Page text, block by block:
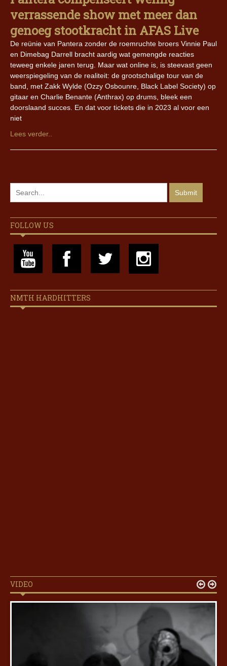
verrassende show met meer dan
genoeg stootkracht in AFAS Live
De reünie van Pantera zonder de roemruchte broers Vinnie Paul
en Dimebag Darrell bracht aardig wat gemengde reacties
teweeg enkele jaren terug. Maar wat online is, is steevast geen
weerspiegeling van de realiteit: de grootschalige tour van de
band, met Zakk Wylde (Ozzy Osbounre, Black Label Society) op
gitaar en Charlie Benante (Anthrax) op drums, bleek een
doorslaand succes. En dat voor tickets die in 2023 al voor een
niet
Lees verder..
FOLLOW US
NMTH HARDHITTERS
VIDEO  